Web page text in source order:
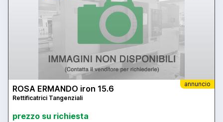
annuncio
ROSA ERMANDO iron 15.6
Rettificatrici Tangenziali
prezzo su richiesta